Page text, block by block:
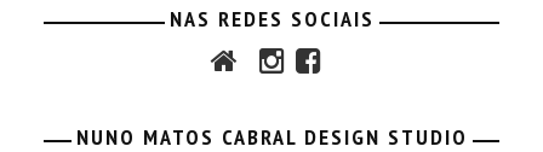
NAS REDES SOCIAIS
NUNO MATOS CABRAL DESIGN STUDIO